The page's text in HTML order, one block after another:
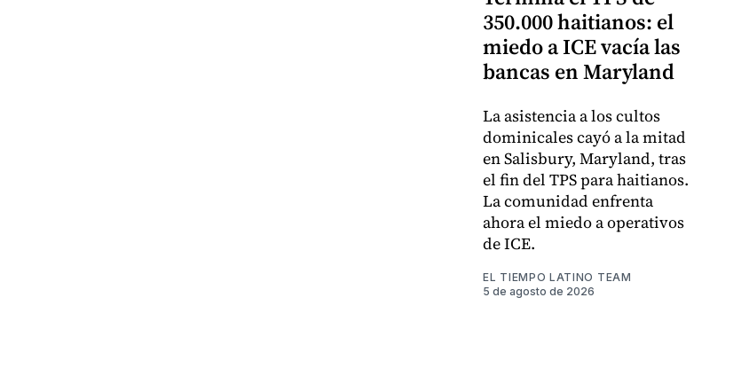
350.000 haitianos: el
miedo a ICE vacía las
bancas en Maryland
La asistencia a los cultos
dominicales cayó a la mitad
en Salisbury, Maryland, tras
el fin del TPS para haitianos.
La comunidad enfrenta
ahora el miedo a operativos
de ICE.
EL TIEMPO LATINO TEAM
5 de agosto de 2026